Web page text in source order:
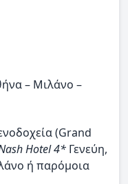
– Μιλάνο –
(Grand
Hotel 4* Γενεύη,
ή παρόμοια